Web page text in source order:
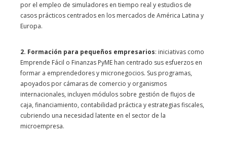
por el empleo de simuladores en tiempo real y estudios de
casos prácticos centrados en los mercados de América Latina y
Europa.
2. Formación para pequeños empresarios: iniciativas como
Emprende Fácil o Finanzas PyME han centrado sus esfuerzos en
formar a emprendedores y micronegocios. Sus programas,
apoyados por cámaras de comercio y organismos
internacionales, incluyen módulos sobre gestión de flujos de
caja, financiamiento, contabilidad práctica y estrategias fiscales,
cubriendo una necesidad latente en el sector de la
microempresa.